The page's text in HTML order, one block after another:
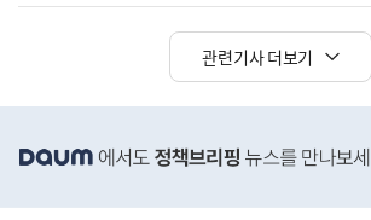
관련기사 더보기
단
배